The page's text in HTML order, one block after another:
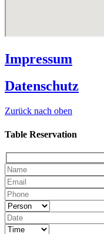
Impressum
Datenschutz
Zurück nach oben
Table Reservation